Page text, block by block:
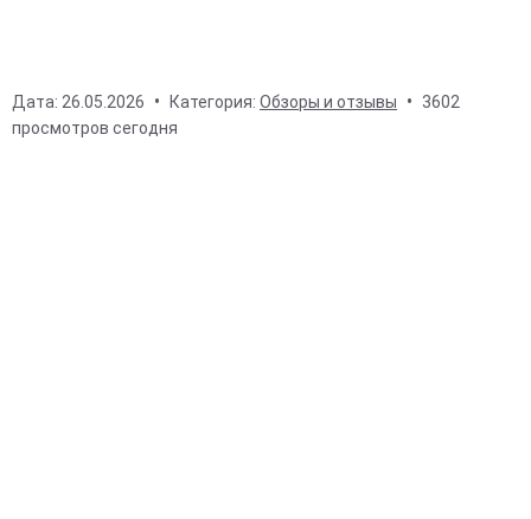
Дата: 26.05.2026 Категория: Обзоры и отзывы
3602
просмотров сегодня